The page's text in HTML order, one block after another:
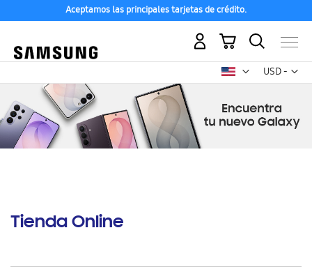
Aceptamos las principales tarjetas de crédito.
USD -
dólar
Mi carrito
Tienda Online